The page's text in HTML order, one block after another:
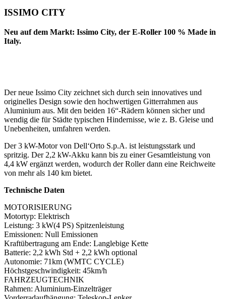
ISSIMO CITY
Neu auf dem Markt: Issimo City, der E-Roller 100 % Made in
Italy.
Der neue Issimo City zeichnet sich durch sein innovatives und
originelles Design sowie den hochwertigen Gitterrahmen aus
Aluminium aus. Mit den beiden 16“-Rädern können sicher und
wendig die für Städte typischen Hindernisse, wie z. B. Gleise und
Unebenheiten, umfahren werden.
Der 3 kW-Motor von Dell‘Orto S.p.A. ist leistungsstark und
spritzig. Der 2,2 kW-Akku kann bis zu einer Gesamtleistung von
4,4 kW ergänzt werden, wodurch der Roller dann eine Reichweite
von mehr als 140 km bietet.
Technische Daten
MOTORISIERUNG
Motortyp: Elektrisch
Leistung: 3 kW(4 PS) Spitzenleistung
Emissionen: Null Emissionen
Kraftübertragung am Ende: Langlebige Kette
Batterie: 2,2 kWh Std + 2,2 kWh optional
Autonomie: 71km (WMTC CYCLE)
Höchstgeschwindigkeit: 45km/h
FAHRZEUGTECHNIK
Rahmen: Aluminium-Einzelträger